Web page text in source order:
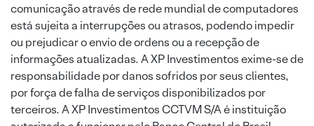
comunicação através de rede mundial de computadores
está sujeita a interrupções ou atrasos, podendo impedir
ou prejudicar o envio de ordens ou a recepção de
informações atualizadas. A XP Investimentos exime-se de
responsabilidade por danos sofridos por seus clientes,
por força de falha de serviços disponibilizados por
terceiros. A XP Investimentos CCTVM S/A é instituição